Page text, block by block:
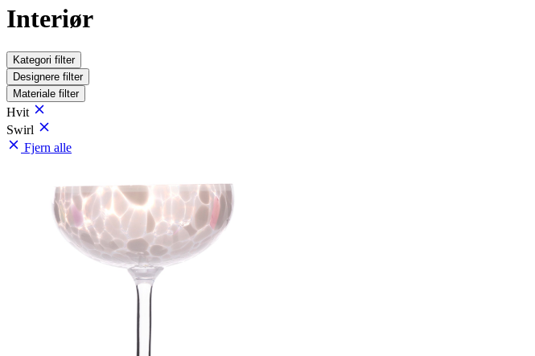
Interiør
Kategori filter
Designere filter
Materiale filter
Hvit
Swirl
Fjern alle